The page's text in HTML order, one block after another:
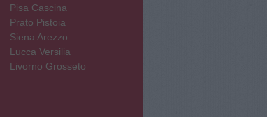
Pisa Cascina
Prato Pistoia
Siena Arezzo
Lucca Versilia
Livorno Grosseto